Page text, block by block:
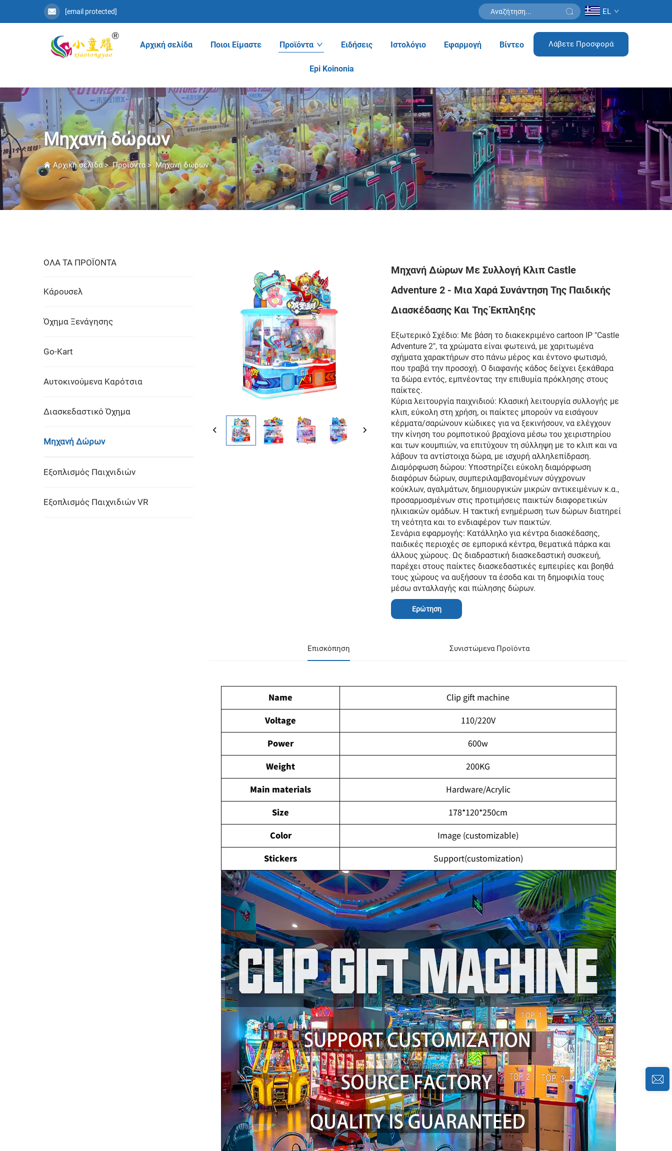
[email protected] EL
Αρχική σελίδα Ποιοι Είμαστε Προϊόντα Ειδήσεις Ιστολόγιο Εφαρμογή Βίντεο
Epi Koinonia
Λάβετε Προσφορά
Μηχανή δώρων
Αρχική σελίδα>Προϊόντα>Μηχανή δώρων
ΟΛΑ ΤΑ ΠΡΟΪΟΝΤΑ
Κάρουσελ
Όχημα Ξενάγησης
Go-Kart
Αυτοκινούμενα Καρότσια
Διασκεδαστικό Όχημα
Μηχανή Δώρων
Εξοπλισμός Παιχνιδιών
Εξοπλισμός Παιχνιδιών VR
Μηχανή Δώρων Με Συλλογή Κλιπ Castle
Adventure 2 - Μια Χαρά Συνάντηση Της Παιδικής
Διασκέδασης Και Της Έκπληξης
Εξωτερικό Σχέδιο: Με βάση το διακεκριμένο cartoon IP "Castle
Adventure 2", τα χρώματα είναι φωτεινά, με χαριτωμένα
σχήματα χαρακτήρων στο πάνω μέρος και έντονο φωτισμό,
που τραβά την προσοχή. Ο διαφανής κάδος δείχνει ξεκάθαρα
τα δώρα εντός, εμπνέοντας την επιθυμία πρόκλησης στους
παίκτες.
Κύρια λειτουργία παιχνιδιού: Κλασική λειτουργία συλλογής με
κλιπ, εύκολη στη χρήση, οι παίκτες μπορούν να εισάγουν
κέρματα/σαρώνουν κώδικες για να ξεκινήσουν, να ελέγχουν
την κίνηση του ρομποτικού βραχίονα μέσω του χειριστηρίου
και των κουμπιών, να επιτύχουν τη σύλληψη με το κλιπ και να
λάβουν τα αντίστοιχα δώρα, με ισχυρή αλληλεπίδραση.
Διαμόρφωση δώρου: Υποστηρίζει εύκολη διαμόρφωση
διαφόρων δώρων, συμπεριλαμβανομένων σύγχρονων
κούκλων, αγαλμάτων, δημιουργικών μικρών αντικειμένων κ.α.,
προσαρμοσμένων στις προτιμήσεις παικτών διαφορετικών
ηλικιακών ομάδων. Η τακτική ενημέρωση των δώρων διατηρεί
τη νεότητα και το ενδιαφέρον των παικτών.
Σενάρια εφαρμογής: Κατάλληλο για κέντρα διασκέδασης,
παιδικές περιοχές σε εμπορικά κέντρα, θεματικά πάρκα και
άλλους χώρους. Ως διαδραστική διασκεδαστική συσκευή,
παρέχει στους παίκτες διασκεδαστικές εμπειρίες και βοηθά
τους χώρους να αυξήσουν τα έσοδα και τη δημοφιλία τους
μέσω ανταλλαγής και πώλησης δώρων.
Ερώτηση
Επισκόπηση Συνιστώμενα Προϊόντα